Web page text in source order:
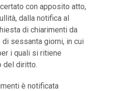
con apposito atto,
dalla notifica al
di chiarimenti da
sessanta giorni, in cui
i quali si ritiene
del diritto.
è notificata